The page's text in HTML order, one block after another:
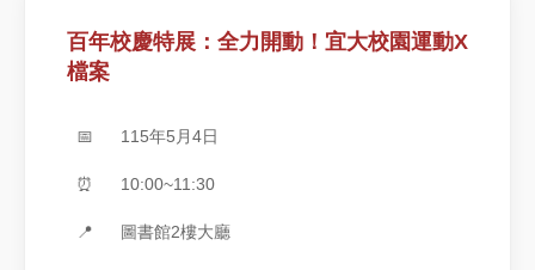
百年校慶特展：全力開動！宜大校園運動X
檔案
📅 115年5月4日
⏰ 10:00~11:30
📍 圖書館2樓大廳